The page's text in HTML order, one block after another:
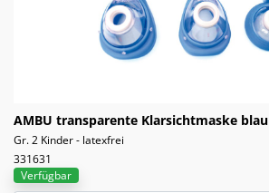
AMBU transparente Klarsichtmaske blau
Gr. 2 Kinder - latexfrei
331631
Verfügbar